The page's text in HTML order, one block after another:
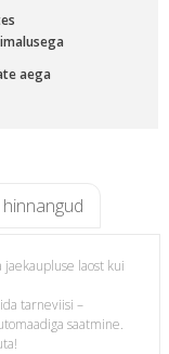
aega
laost kui
tarneviisi –
saatmine.